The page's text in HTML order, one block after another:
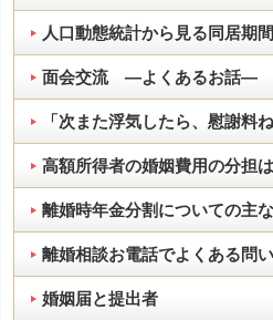
人口動態統計から見る同居期
面会交流 ―よくあるお話―
「次また浮気したら、慰謝料
高額所得者の婚姻費用の分担
離婚時年金分割についての主
離婚相談お電話でよくある問
婚姻届と提出者